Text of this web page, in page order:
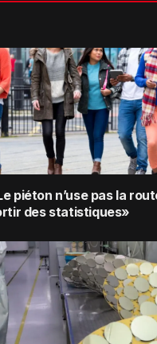
piéton n’use pas la
des statistiques»